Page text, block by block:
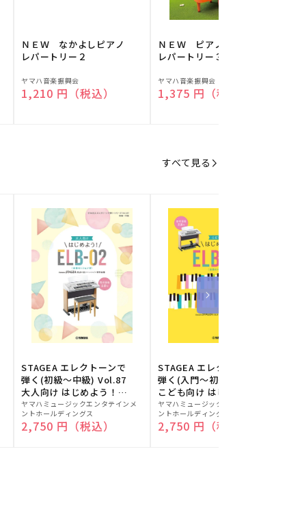
ＮＥＷ なかよしピアノ
レパートリー２
販
売
ヤマハ音楽振興会
通常価格
1,210 円（税込）
ＮＥＷ ピアノスタディ
レパートリー３
販
売
ヤマハ音楽振興会
通常価格
1,375 円（税込）
すべて見る
STAGEA エレクトーンで
弾く(初級～中級) Vol.87
大人向け はじめよう！
ELB-02(楽器のトリセツ
付)
販
売
元:
ヤマハミュージックエンタテインメ
ントホールディングス
通常価格
2,750 円（税込）
STAGEA エレクトーンで
弾く(入門～初級) Vol.86
こども向け はじめよう！
ELB-02(楽器のトリセツ
付)
販
売
元:
ヤマハミュージックエンタテインメ
ントホールディングス
通常価格
2,750 円（税込）